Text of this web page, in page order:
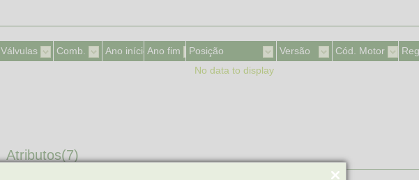
Válvulas Comb. Ano inícioAno fim Posição Versão Cód. Motor
No data to display
Atributos(7)